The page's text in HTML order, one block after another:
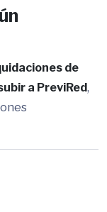
de
a PreviRed,